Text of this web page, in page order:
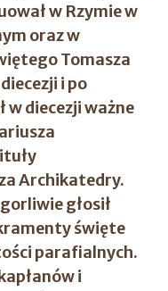
w Rzymie w
oraz w
Tomasza
i po
w diecezji ważne
Archikatedry.
głosił
święte
parafialnych.
i